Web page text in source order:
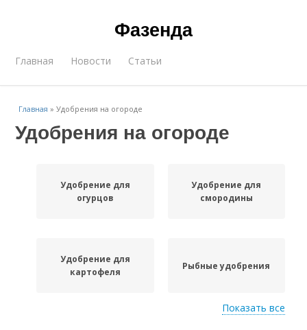
Фазенда
Главная Новости Статьи
Главная »Удобрения на огороде
Удобрения на огороде
Удобрение для
огурцов
Удобрение для
смородины
Удобрение для
картофеля
Рыбные удобрения
Показать все